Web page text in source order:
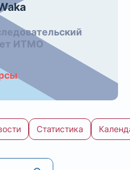
ИТМО
Статистика